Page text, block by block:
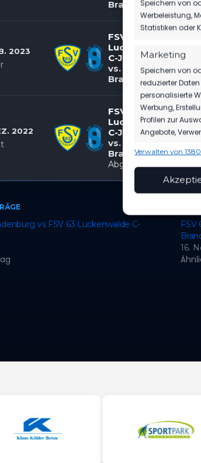
Speichern von
Werbeleistung,
Statistiken oder
Marketing
Speichern von
reduzierter
personalisierte
Werbung,
Profilen zur
Angebote,
Funktionen
Abgleichung
Verknüpfung
anhand
Aufdeckung
Ihre
übermitteln.
Verwalten von
Brandenburg
2023
FSV 63
Luckenwalde
C-Jugend
vs. BSG Stahl
Brandenburg
2022
FSV 63
Luckenwalde
C-Jugend
vs. BSG Stahl
Brandenburg
Abgesagt
vs FSV 63 Luckenwalde C-
FSV
16.